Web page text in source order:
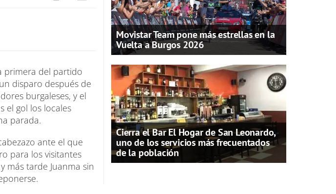
primera del partido
disparo después de
burgaleses, y el
el gol los locales
parada.
ante el que
para los visitantes
más tarde Juanma sin
Movistar Team pone más estrellas en la
Vuelta a Burgos 2026
Cierra el Bar El Hogar de San Leonardo,
uno de los servicios más frecuentados
de la población